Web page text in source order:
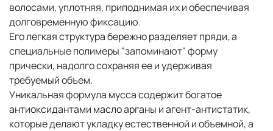
волосами, уплотняя, приподнимая их и обеспечивая
долговременную фиксацию.
Его легкая структура бережно разделяет пряди, а
специальные полимеры "запоминают" форму
прически, надолго сохраняя ее и удерживая
требуемый объем.
Уникальная формула мусса содержит богатое
антиоксидантами масло арганы и агент-антистатик,
которые делают укладку естественной и объемной, а